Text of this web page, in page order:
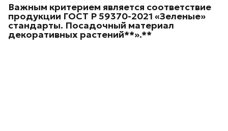
Важным критерием является соответствие
продукции ГОСТ Р 59370-2021 «Зеленые»
стандарты. Посадочный материал
декоративных растений**».**